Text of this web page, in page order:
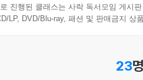
형 AI에게 좋은 질문을 하는 방법
르게 진화한 다양한 AI 서비스
평을 열어가는 이 시대의 친근
진행된 클래스는 사락 독서모임 게시
LP, DVD/Blu-ray, 패션 및 판매금지 상
23